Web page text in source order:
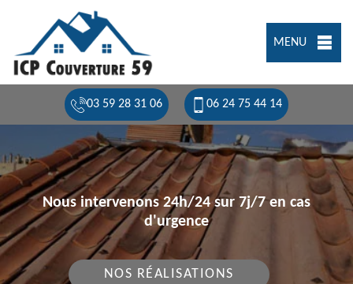
MENU
03 59 28 31 06 06 24 75 44 14
Nous intervenons 24h/24 sur 7j/7 en cas
d'urgence
NOS RÉALISATIONS